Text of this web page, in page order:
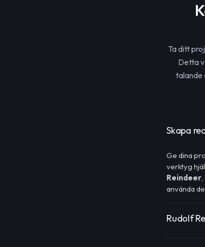
Ta ditt
Detta
talande
Skapa
Ge dina
verktyg
Reindeer,
använda
Rudolf